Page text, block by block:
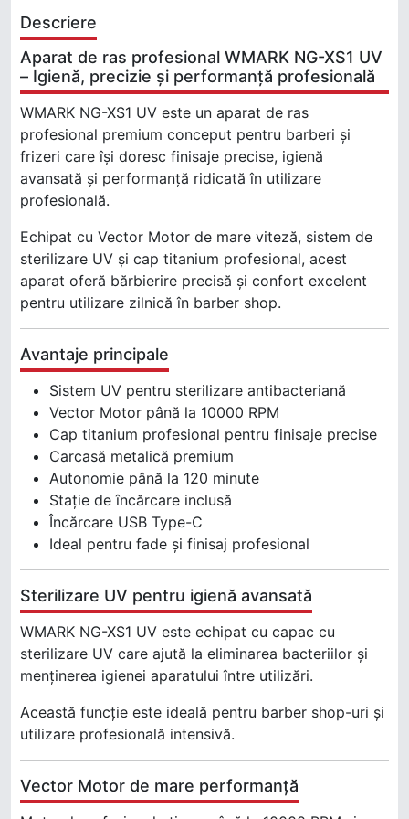
Descriere
Aparat de ras profesional WMARK NG-XS1 UV
– Igienă, precizie și performanță profesională
WMARK NG-XS1 UV este un aparat de ras
profesional premium conceput pentru barberi și
frizeri care își doresc finisaje precise, igienă
avansată și performanță ridicată în utilizare
profesională.
Echipat cu Vector Motor de mare viteză, sistem de
sterilizare UV și cap titanium profesional, acest
aparat oferă bărbierire precisă și confort excelent
pentru utilizare zilnică în barber shop.
Avantaje principale
Sistem UV pentru sterilizare antibacteriană
Vector Motor până la 10000 RPM
Cap titanium profesional pentru finisaje precise
Carcasă metalică premium
Autonomie până la 120 minute
Stație de încărcare inclusă
Încărcare USB Type-C
Ideal pentru fade și finisaj profesional
Sterilizare UV pentru igienă avansată
WMARK NG-XS1 UV este echipat cu capac cu
sterilizare UV care ajută la eliminarea bacteriilor și
menținerea igienei aparatului între utilizări.
Această funcție este ideală pentru barber shop-uri și
utilizare profesională intensivă.
Vector Motor de mare performanță